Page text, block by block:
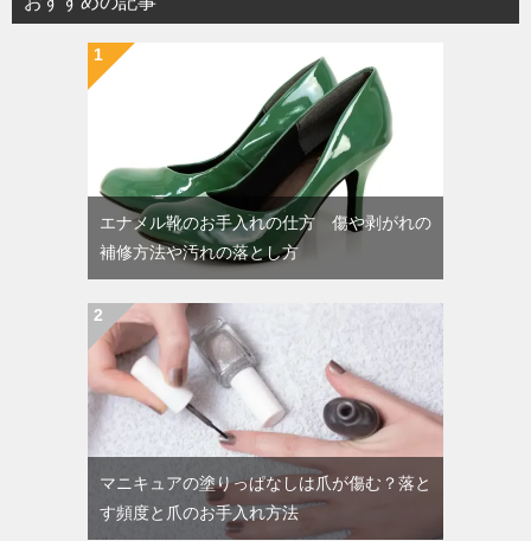
エナメル靴のお手入れの仕方 傷や剥がれの
補修方法や汚れの落とし方
マニキュアの塗りっぱなしは爪が傷む？落と
す頻度と爪のお手入れ方法